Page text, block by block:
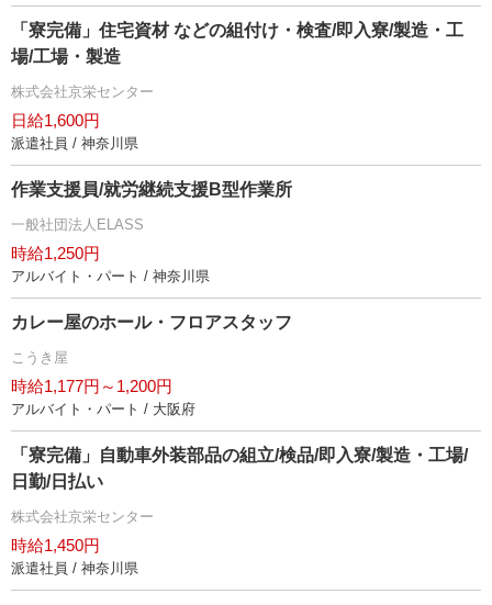
「寮完備」住宅資材 などの組付け・検査/即入寮/製造・工
場/工場・製造
株式会社京栄センター
日給1,600円
派遣社員 / 神奈川県
作業支援員/就労継続支援B型作業所
一般社団法人ELASS
時給1,250円
アルバイト・パート / 神奈川県
カレー屋のホール・フロアスタッフ
こうき屋
時給1,177円～1,200円
アルバイト・パート / 大阪府
「寮完備」自動車外装部品の組立/検品/即入寮/製造・工場/
日勤/日払い
株式会社京栄センター
時給1,450円
派遣社員 / 神奈川県